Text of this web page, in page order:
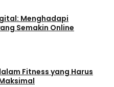
Menghadapi
Semakin Online
Fitness yang Harus